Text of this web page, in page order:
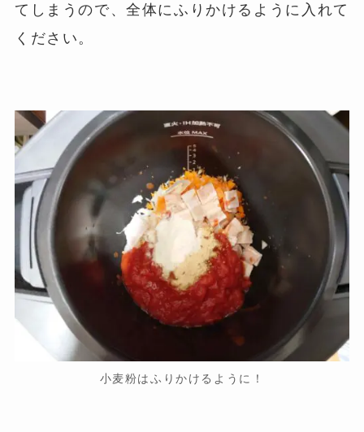
てしまうので、全体にふりかけるように入れて
ください。
小麦粉はふりかけるように！